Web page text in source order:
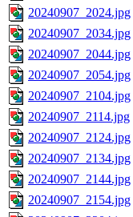
20240907_2024.jpg
20240907_2034.jpg
20240907_2044.jpg
20240907_2054.jpg
20240907_2104.jpg
20240907_2114.jpg
20240907_2124.jpg
20240907_2134.jpg
20240907_2144.jpg
20240907_2154.jpg